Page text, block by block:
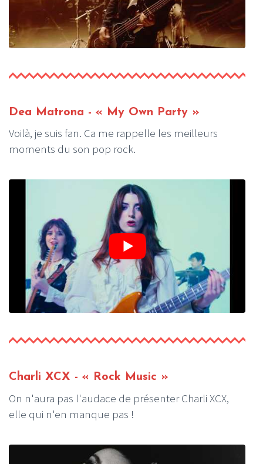
Dea Matrona - « My Own Party »
Voilà, je suis fan. Ca me rappelle les meilleurs
moments du son pop rock.
Charli XCX - « Rock Music »
On n'aura pas l'audace de présenter Charli XCX,
elle qui n'en manque pas !